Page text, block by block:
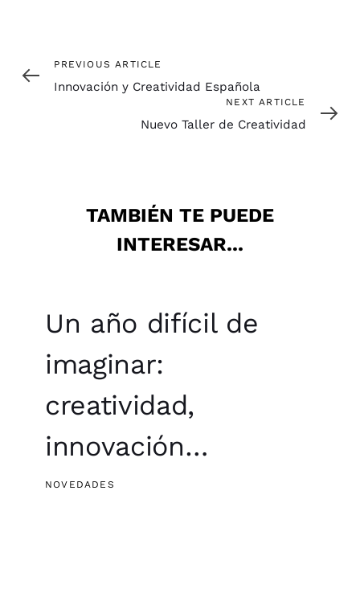
Previous
PREVIOUS ARTICLE
Innovación y Creatividad Española
NEXT ARTICLE
Nuevo Taller de Creatividad
TAMBIÉN TE PUEDE
INTERESAR...
Un año difícil de
imaginar:
creatividad,
innovación…
NOVEDADES